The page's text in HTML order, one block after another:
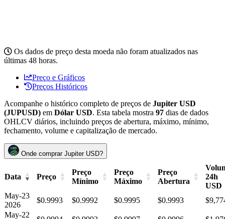
Os dados de preço desta moeda não foram atualizados nas
últimas 48 horas.
Preço e Gráficos
Preços Históricos
Acompanhe o histórico completo de preços de Jupiter USD
(JUPUSD) em Dólar USD. Esta tabela mostra 97 dias de dados
OHLCV diários, incluindo preços de abertura, máximo, mínimo,
fechamento, volume e capitalização de mercado.
Onde comprar Jupiter USD?
Data Preço
Preço
Mínimo
Preço
Máximo
Preço
Abertura
24h
USD
May-23
2026
$0.9993 $0.9992 $0.9995 $0.9993
May-22